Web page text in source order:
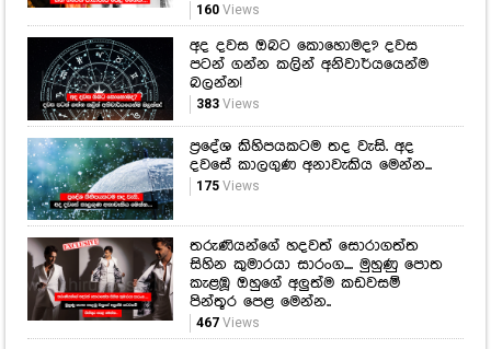
160Views
අද දවස ඔබට කොහොමද? දවස
පටන් ගන්න කලින් අනිවාර්යයෙන්ම
බලන්න!
383Views
ප්‍රදේශ කිහිපයකටම තද වැසි. අද
දවසේ කාලගුණ අනාවැකිය මෙන්න...
175Views
තරුණියන්ගේ හදවත් සොරාගත්ත
සිහින කුමාරයා සාරංග.... මුහුණු පොත
කැළඹූ ඔහුගේ අලුත්ම කඩවසම්
පින්තූර පෙළ මෙන්න..
467Views